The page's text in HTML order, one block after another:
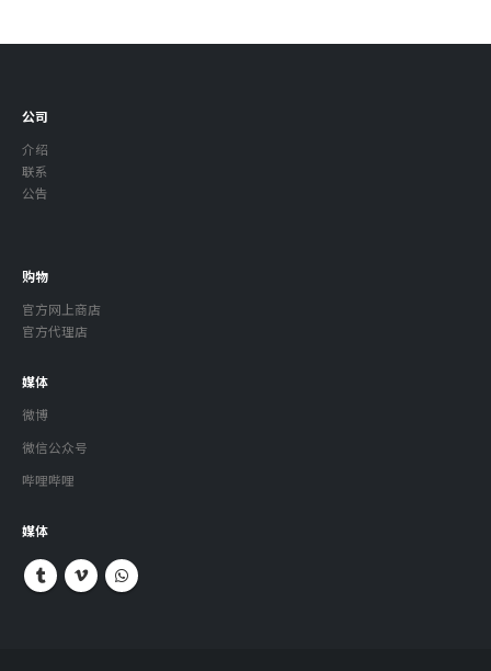
公司
介绍
联系
公告
购物
官方网上商店
官方代理店
媒体
微博
微信公众号
哔哩哔哩
媒体